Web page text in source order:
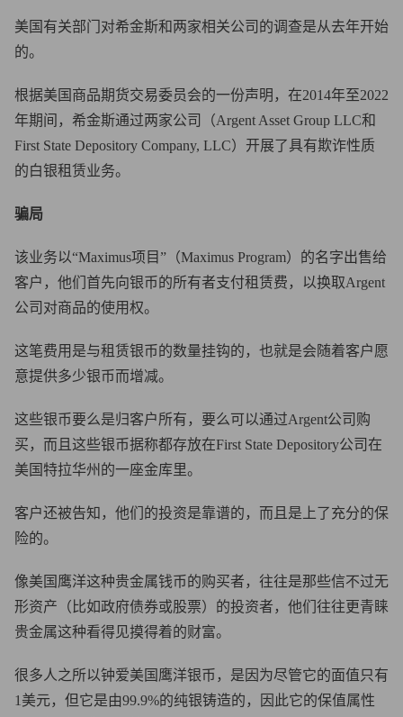
美国有关部门对希金斯和两家相关公司的调查是从去年开始
的。
根据美国商品期货交易委员会的一份声明，在2014年至2022
年期间，希金斯通过两家公司（Argent Asset Group LLC和
First State Depository Company, LLC）开展了具有欺诈性质
的白银租赁业务。
骗局
该业务以“Maximus项目”（Maximus Program）的名字出售给
客户，他们首先向银币的所有者支付租赁费，以换取Argent
公司对商品的使用权。
这笔费用是与租赁银币的数量挂钩的，也就是会随着客户愿
意提供多少银币而增减。
这些银币要么是归客户所有，要么可以通过Argent公司购
买，而且这些银币据称都存放在First State Depository公司在
美国特拉华州的一座金库里。
客户还被告知，他们的投资是靠谱的，而且是上了充分的保
险的。
像美国鹰洋这种贵金属钱币的购买者，往往是那些信不过无
形资产（比如政府债券或股票）的投资者，他们往往更青睐
贵金属这种看得见摸得着的财富。
很多人之所以钟爱美国鹰洋银币，是因为尽管它的面值只有
1美元，但它是由99.9%的纯银铸造的，因此它的保值属性